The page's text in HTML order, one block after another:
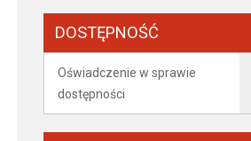
DOSTĘPNOŚĆ
Oświadczenie w sprawie
dostępności